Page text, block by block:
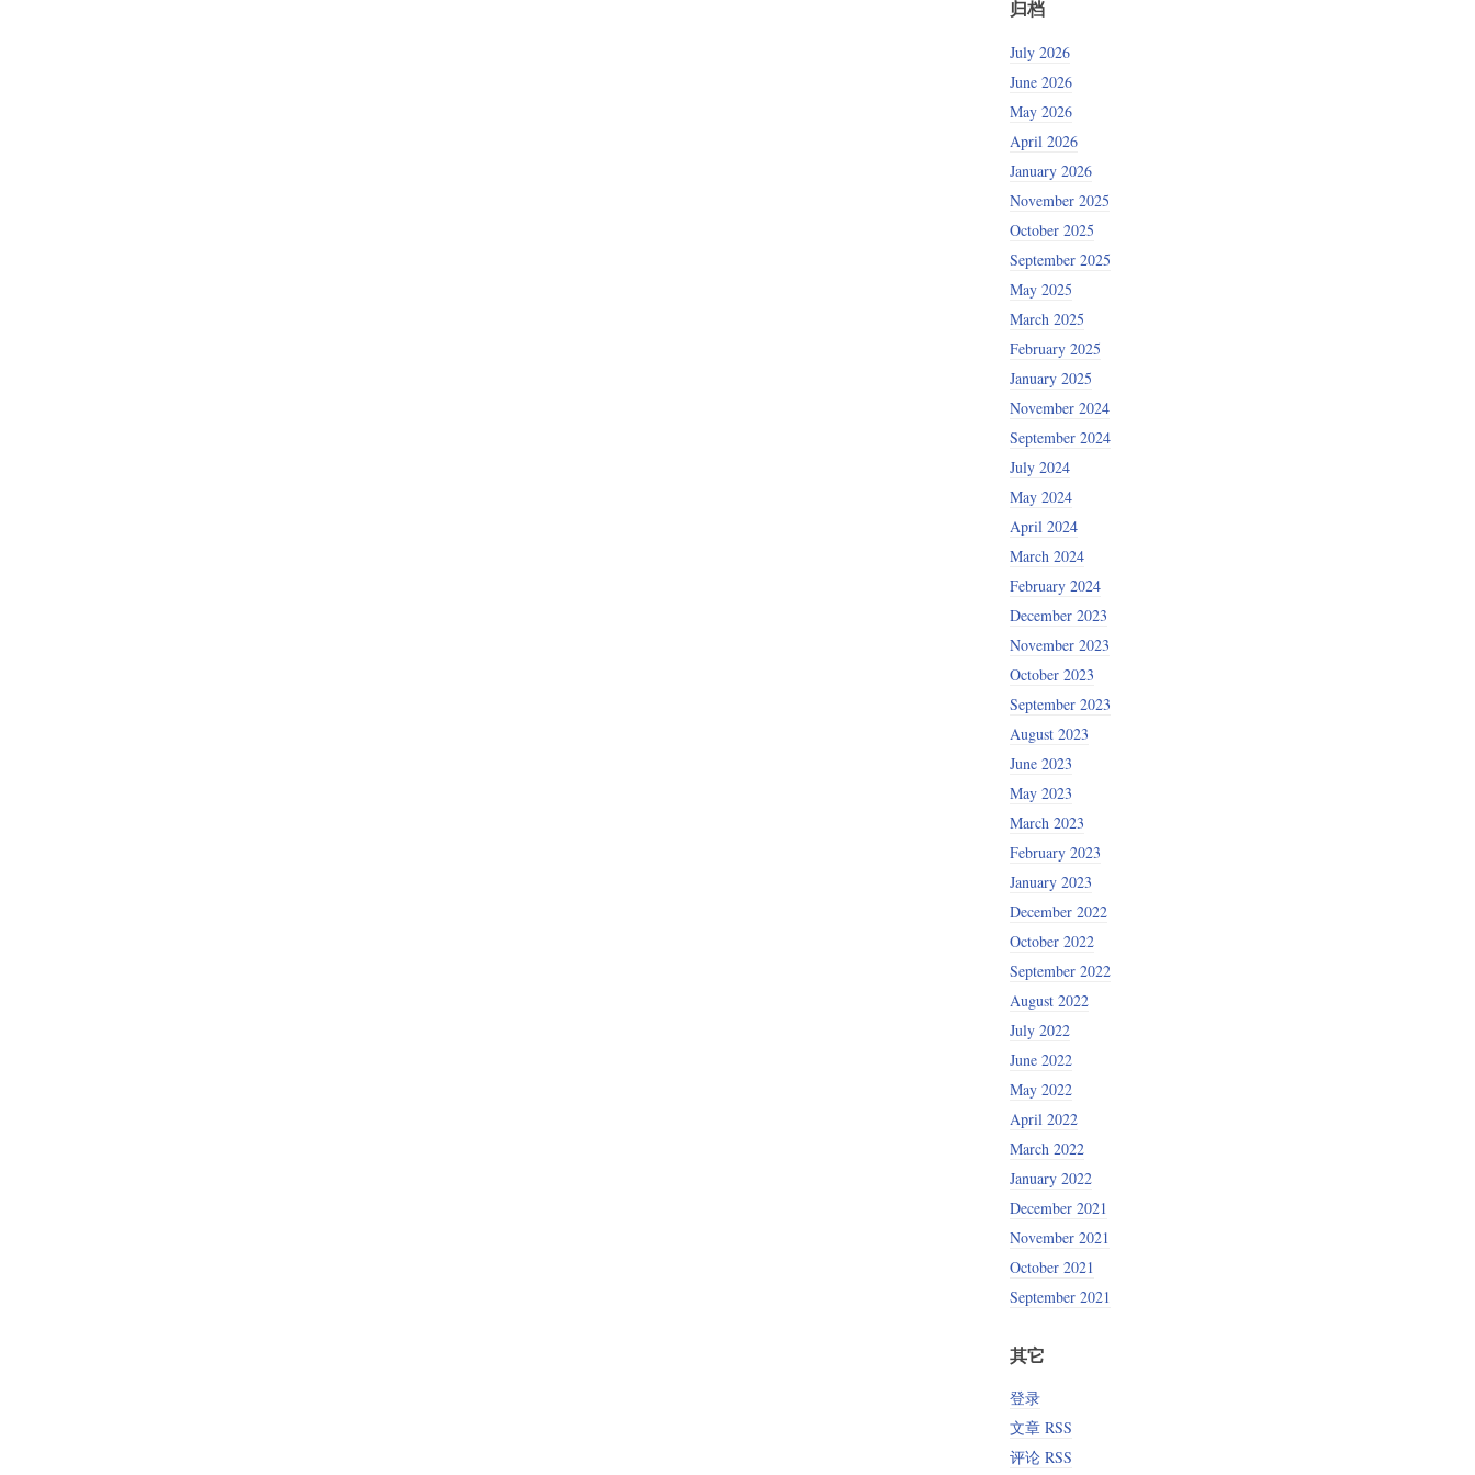
归档
July 2026
June 2026
May 2026
April 2026
January 2026
November 2025
October 2025
September 2025
May 2025
March 2025
February 2025
January 2025
November 2024
September 2024
July 2024
May 2024
April 2024
March 2024
February 2024
December 2023
November 2023
October 2023
September 2023
August 2023
June 2023
May 2023
March 2023
February 2023
January 2023
December 2022
October 2022
September 2022
August 2022
July 2022
June 2022
May 2022
April 2022
March 2022
January 2022
December 2021
November 2021
October 2021
September 2021
其它
登录
文章 RSS
评论 RSS